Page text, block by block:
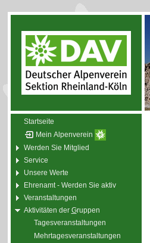
Startseite
Mein Alpenverein
Werden Sie Mitglied
Service
Unsere Werte
Ehrenamt - Werden Sie aktiv
Veranstaltungen
Aktivitäten der Gruppen
Tagesveranstaltungen
Mehrtagesveranstaltungen